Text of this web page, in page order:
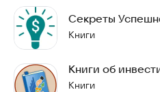
Чтобы стать бизнесменом,
Но правильный выбор может
успешности предприятия.
нашими статьями, вы создадите
Секреты
Книги
Книги об
вложениях
Книги